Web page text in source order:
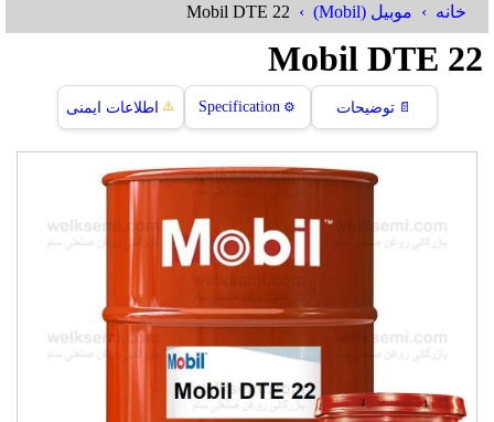
خانه موبیل (Mobil) Mobil DTE 22
Mobil DTE 22
📄 توضیحات ⚙️
Specification
⚠️ اطلاعات ایمنی